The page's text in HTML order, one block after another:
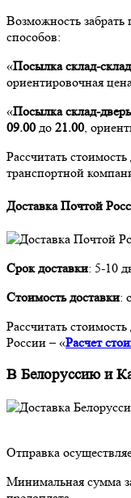
Возможность
способов:
«Посылка склад-склад
ориентировочная цена
«Посылка склад-дверь
09.00 до 21.00 ,
Рассчитать
транспортной
Доставка Почтой
Срок доставки: 5-10
Стоимость доставки:
Рассчитать
России – «Расчет
В Белоруссию и
Отправка
Минимальная сумма